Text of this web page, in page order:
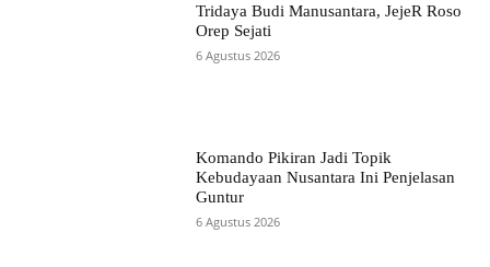
Tridaya Budi Manusantara, JejeR Roso
Orep Sejati
6 Agustus 2026
Komando Pikiran Jadi Topik
Kebudayaan Nusantara Ini Penjelasan
Guntur
6 Agustus 2026